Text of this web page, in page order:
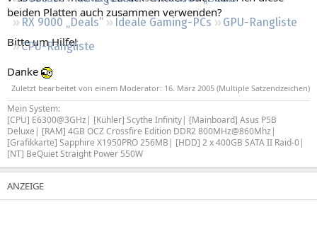
RX 9000 „Deals“
Ideale Gaming-PCs
GPU-Rangliste
CPU-Rangliste
beiden Platten auch zusammen verwenden?
Bitte um Hilfe!
Danke
Zuletzt bearbeitet von einem Moderator: 16. März 2005 (Multiple Satzendzeichen)
Mein System:
[CPU] E6300@3GHz| [Kühler] Scythe Infinity| [Mainboard] Asus P5B
Deluxe| [RAM] 4GB OCZ Crossfire Edition DDR2 800MHz@860Mhz|
[Grafikkarte] Sapphire X1950PRO 256MB| [HDD] 2 x 400GB SATA II Raid-0|
[NT] BeQuiet Straight Power 550W